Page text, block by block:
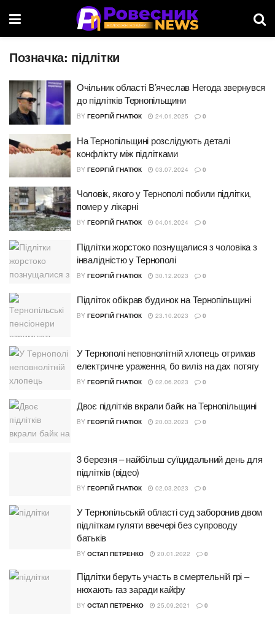
Позначка: підлітки
Очільник області В’ячеслав Негода звернувся
до підлітків Тернопільщини
BY ГЕОРГІЙ ГНАТЮК 24.01.2025 0
На Тернопільщині розслідують деталі
конфлікту між підлітками
BY ГЕОРГІЙ ГНАТЮК 03.07.2024 0
Чоловік, якого у Тернополі побили підлітки,
помер у лікарні
BY ГЕОРГІЙ ГНАТЮК 04.01.2024 0
Підлітки жорстоко познущалися з чоловіка з
інвалідністю у Тернополі
BY ГЕОРГІЙ ГНАТЮК 30.12.2023 0
Підліток обікрав будинок на Тернопільщині
BY ГЕОРГІЙ ГНАТЮК 23.10.2023 0
У Тернополі неповнолітній хлопець отримав
електричне ураження, бо виліз на дах потягу
BY ГЕОРГІЙ ГНАТЮК 02.06.2023 0
Двоє підлітків вкрали байк на Тернопільщині
BY ГЕОРГІЙ ГНАТЮК 20.03.2023 0
3 березня – найбільш суїцидальний день для
підлітків (відео)
BY ГЕОРГІЙ ГНАТЮК 02.03.2023 0
У Тернопільській області суд заборонив двом
підліткам гуляти ввечері без супроводу
батьків
BY ОСТАП ПЕТРЕНКО 20.01.2022 0
Підлітки беруть участь в смертельній грі –
нюхають газ заради кайфу
BY ОСТАП ПЕТРЕНКО 25.09.2021 0